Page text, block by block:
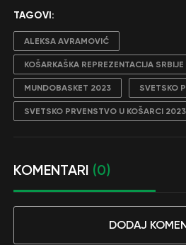
TAGOVI:
ALEKSA AVRAMOVIĆ
KOŠARKAŠKA REPREZENTACIJA SRBIJE
MUNDOBASKET 2023 SVETSKO
SVETSKO PRVENSTVO U KOŠARCI 2023
KOMENTARI (0)
DODAJ